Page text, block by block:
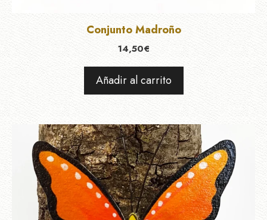
Conjunto Madroño
14,50€
Añadir al carrito